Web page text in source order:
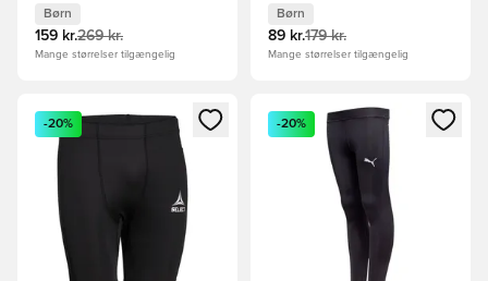
Børn
159 kr.269 kr.
Mange størrelser tilgængelig
Børn
89 kr.179 kr.
Mange størrelser tilgængelig
Åbner en Modal til at logge ind eller tilmelde dig som
-20%
Åbner en Modal til at logge
-20%